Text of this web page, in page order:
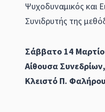
Ψυχοδυναμικός και
Συνιδρυτής της
Σάββατο 14
Αίθουσα
Κλειστό Π.